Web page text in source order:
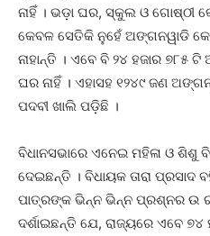
ନାହିଁ । ଭଡ଼ା ଘର, ସ୍କୁଲ ଓ ଗୋଷ୍ଠୀ
କେବଳ ସେତିକି ନୁହେଁ ଅଙ୍ଗନୱାଡି
ନାହାନ୍ତି । ଏବେ ବି ୨୪ ହଜାର
ଘର ନାହିଁ । ଏହାସହ ୧୨୪୯ ଜଣ
ପଦବୀ ଖାଲି ପଡ଼ିଛି ।
ବିଧାନସଭାରେ ଏନେଇ ମହିଳା ଓ ଶିଶୁ
ଦେଇଛନ୍ତି । ବିଧାୟକ ତାରା ପ୍ରସାଦ
ପାତ୍ରଙ୍କ ଭିନ୍ନ ଭିନ୍ନ ପ୍ରଶ୍ନର ଉ
ଦର୍ଶାଇଛନ୍ତି ଯେ, ରାଜ୍ୟରେ ଏବେ